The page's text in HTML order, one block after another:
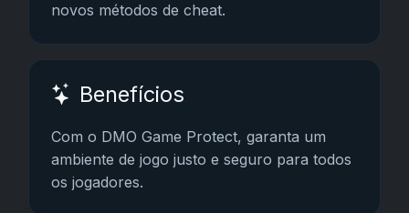
novos métodos de cheat.
Benefícios
Com o DMO Game Protect, garanta um
ambiente de jogo justo e seguro para todos
os jogadores.